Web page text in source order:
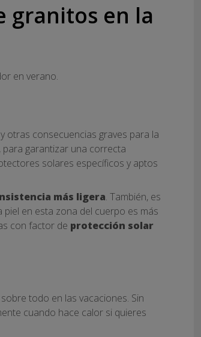
granitos en la
en verano.
otras consecuencias graves para la
garantizar una correcta
solares específicos y aptos
más ligera. También, es
en esta zona del cuerpo es más
con factor de protección solar
todo en las vacaciones. Sin
cuando hace calor si quieres